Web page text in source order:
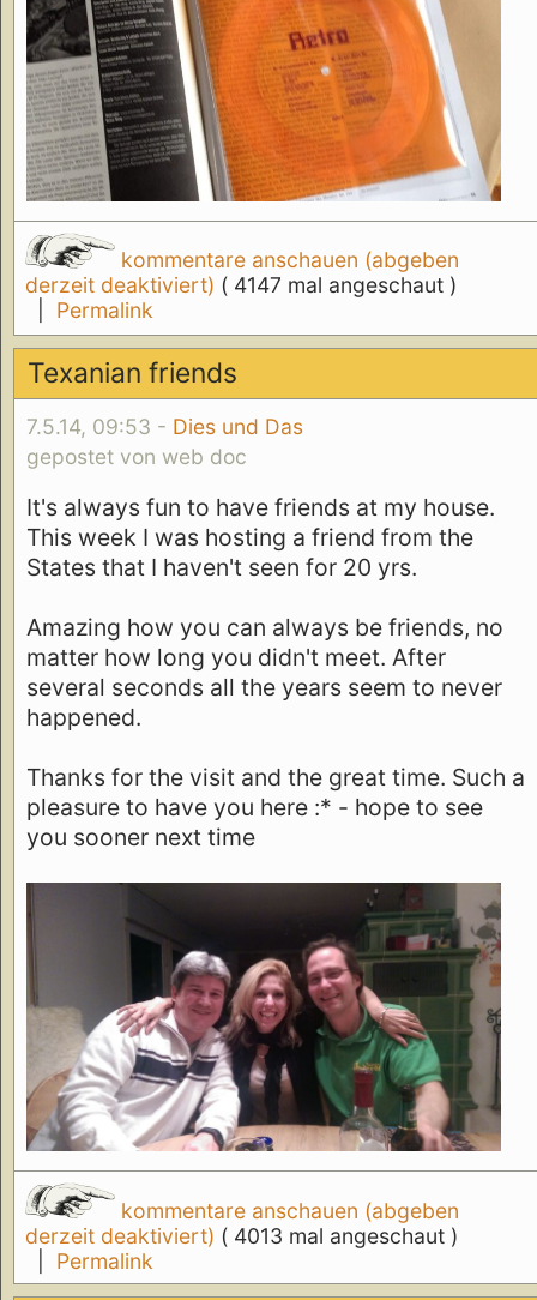
kommentare anschauen (abgeben
derzeit deaktiviert) ( 4147 mal angeschaut )
Permalink
Texanian friends
7.5.14, 09:53 - Dies und Das
gepostet von web doc
It's always fun to have friends at my house.
This week I was hosting a friend from the
States that I haven't seen for 20 yrs.
Amazing how you can always be friends, no
matter how long you didn't meet. After
several seconds all the years seem to never
happened.
Thanks for the visit and the great time. Such a
pleasure to have you here :* - hope to see
you sooner next time
kommentare anschauen (abgeben
derzeit deaktiviert) ( 4013 mal angeschaut )
Permalink